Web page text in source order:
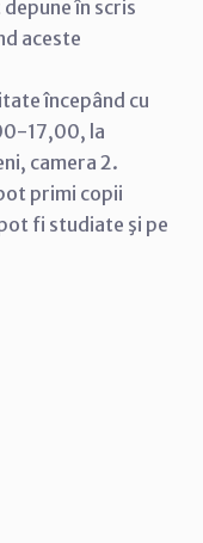
în scris
aceste
începând cu
17,00, la
camera 2.
primi copii
fi studiate şi pe